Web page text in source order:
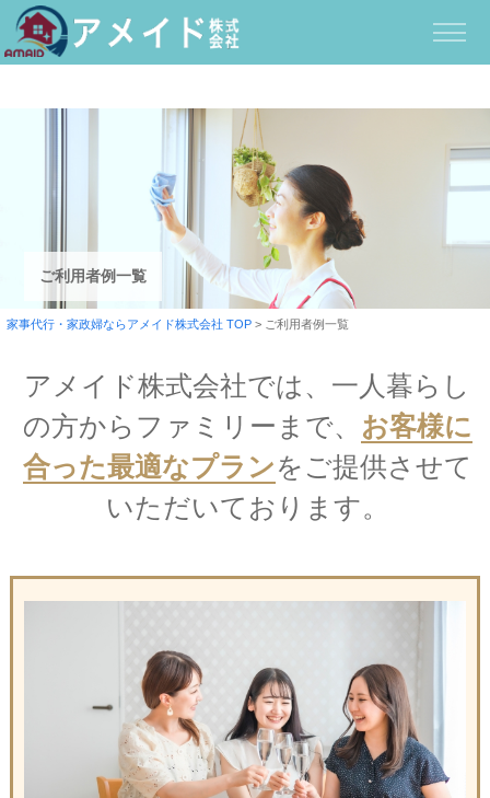
ご利用者例一覧
家事代行・家政婦ならアメイド株式会社 TOP> ご利用者例一覧
アメイド株式会社では、一人暮らし
の方からファミリーまで、 お客様に
合った最適なプランをご提供させて
いただいております。